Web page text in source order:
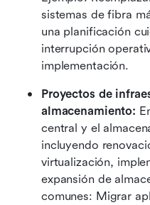
sistemas de fibra
una planificación
interrupción
implementación.
Proyectos de
almacenamiento:
central y el
incluyendo
virtualización,
expansión de
comunes: Migrar